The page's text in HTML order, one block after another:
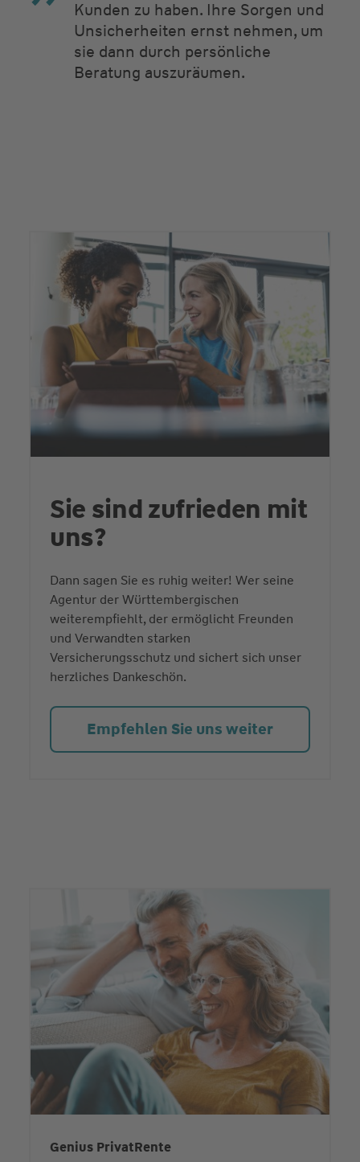
Kunden zu haben. Ihre Sorgen und
Unsicherheiten ernst nehmen, um
sie dann durch persönliche
Beratung auszuräumen.
Sie sind zufrieden mit
uns?
Dann sagen Sie es ruhig weiter! Wer seine
Agentur der Württembergischen
weiterempfiehlt, der ermöglicht Freunden
und Verwandten starken
Versicherungsschutz und sichert sich unser
herzliches Dankeschön.
Empfehlen Sie uns weiter
Genius PrivatRente